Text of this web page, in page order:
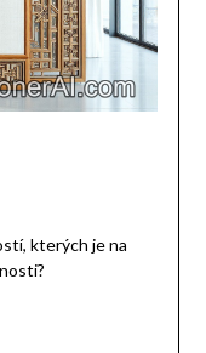
kterých je na